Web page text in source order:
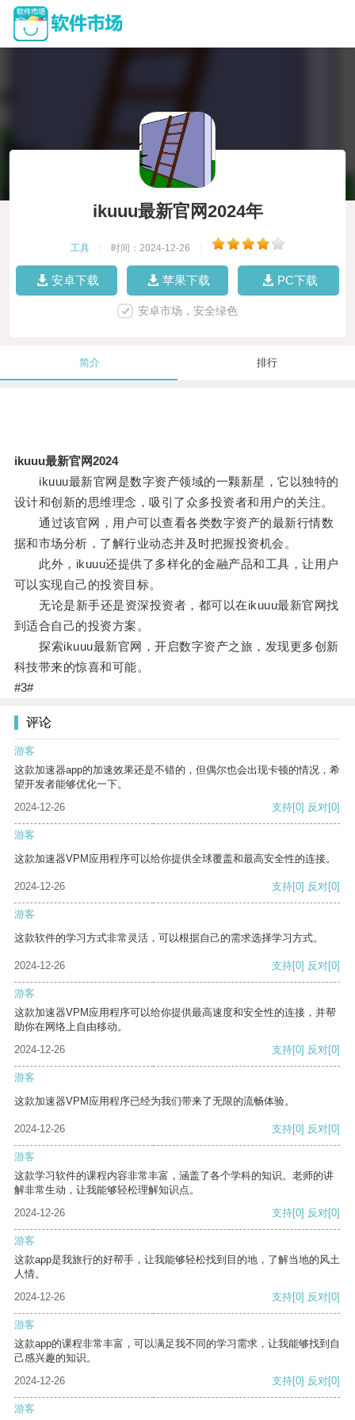
ikuuu最新官网2024年
工具 时间：2024-12-26
安卓下载 苹果下载 PC下载
安卓市场，安全绿色
简介 排行
ikuuu最新官网2024
ikuuu最新官网是数字资产领域的一颗新星，它以独特的
设计和创新的思维理念，吸引了众多投资者和用户的关注。
通过该官网，用户可以查看各类数字资产的最新行情数
据和市场分析，了解行业动态并及时把握投资机会。
此外，ikuuu还提供了多样化的金融产品和工具，让用户
可以实现自己的投资目标。
无论是新手还是资深投资者，都可以在ikuuu最新官网找
到适合自己的投资方案。
探索ikuuu最新官网，开启数字资产之旅，发现更多创新
科技带来的惊喜和可能。
#3#
评论
游客
这款加速器app的加速效果还是不错的，但偶尔也会出现卡顿的情况，希
望开发者能够优化一下。
2024-12-26
支持[0] 反对[0]
游客
这款加速器VPM应用程序可以给你提供全球覆盖和最高安全性的连接。
2024-12-26 支持[0] 反对[0]
游客
这款软件的学习方式非常灵活，可以根据自己的需求选择学习方式。
2024-12-26 支持[0] 反对[0]
游客
这款加速器VPM应用程序可以给你提供最高速度和安全性的连接，并帮
助你在网络上自由移动。
2024-12-26
支持[0] 反对[0]
游客
这款加速器VPM应用程序已经为我们带来了无限的流畅体验。
2024-12-26 支持[0] 反对[0]
游客
这款学习软件的课程内容非常丰富，涵盖了各个学科的知识。老师的讲
解非常生动，让我能够轻松理解知识点。
2024-12-26
支持[0] 反对[0]
游客
这款app是我旅行的好帮手，让我能够轻松找到目的地，了解当地的风土
人情。
2024-12-26
支持[0] 反对[0]
游客
这款app的课程非常丰富，可以满足我不同的学习需求，让我能够找到自
己感兴趣的知识。
2024-12-26
支持[0] 反对[0]
游客